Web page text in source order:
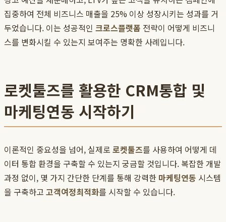
집중하여 전체 비즈니스 매출을 25% 이상 성장시키는 성과를 거
두었습니다. 이는 성공적인 크로스플랫폼 전략이 어떻게 비즈니
스를 변화시킬 수 있는지 보여주는 명확한 사례입니다.
로켓툴즈를 활용한 CRM통합 및
마케팅연동 시작하기
이론적인 중요성을 넘어, 실제로 로켓툴즈를 사용하여 어떻게 데
이터 통합 환경을 구축할 수 있는지 궁금할 것입니다. 복잡한 개발
과정 없이, 몇 가지 간단한 단계를 통해 강력한 마케팅연동 시스템
을 구축하고 고객여정최적화를 시작할 수 있습니다.